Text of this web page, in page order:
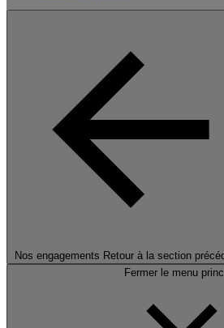
Nos engagements Retour à la section
Fermer le menu